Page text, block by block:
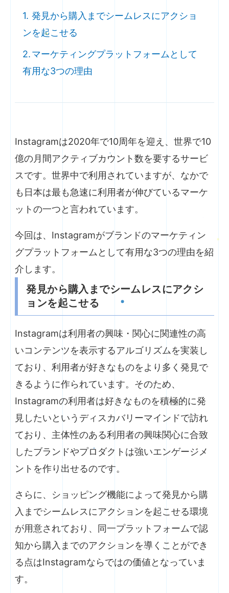
発見から購入までシームレスにアクショ
ンを起こせる
マーケティングプラットフォームとして
有用な3つの理由
Instagramは2020年で10周年を迎え、世界で10
億の月間アクティブカウント数を要するサービ
スです。世界中で利用されていますが、なかで
も日本は最も急速に利用者が伸びているマーケ
ットの一つと言われています。
今回は、Instagramがブランドのマーケティン
グプラットフォームとして有用な3つの理由を紹
介します。
発見から購入までシームレスにアクシ
ョンを起こせる
Instagramは利用者の興味・関心に関連性の高
いコンテンツを表示するアルゴリズムを実装し
ており、利用者が好きなものをより多く発見で
きるように作られています。そのため、
Instagramの利用者は好きなものを積極的に発
見したいというディスカバリーマインドで訪れ
ており、主体性のある利用者の興味関心に合致
したブランドやプロダクトは強いエンゲージメ
ントを作り出せるのです。
さらに、ショッピング機能によって発見から購
入までシームレスにアクションを起こせる環境
が用意されており、同一プラットフォームで認
知から購入までのアクションを導くことができ
る点はInstagramならではの価値となっていま
す。